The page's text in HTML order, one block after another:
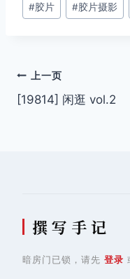
标
#胶片 #胶片摄影
文
章
上一页
[19814] 闲逛 vol.2
撰 写 手 记
暗房门已锁，请先 登录